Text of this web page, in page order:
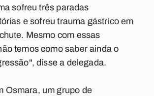
sofreu três paradas
e sofreu trauma gástrico em
Mesmo com essas
temos como saber ainda o
disse a delegada.
Osmara, um grupo de